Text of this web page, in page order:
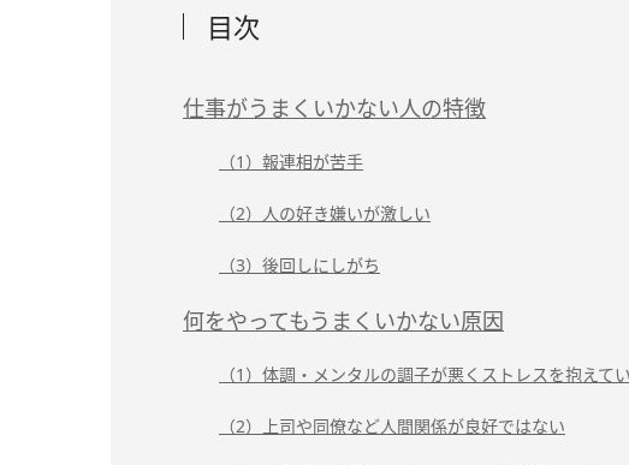
目次
仕事がうまくいかない人の特徴
（1）報連相が苦手
（2）人の好き嫌いが激しい
（3）後回しにしがち
何をやってもうまくいかない原因
（1）体調・メンタルの調子が悪くストレスを抱えて
（2）上司や同僚など人間関係が良好ではない